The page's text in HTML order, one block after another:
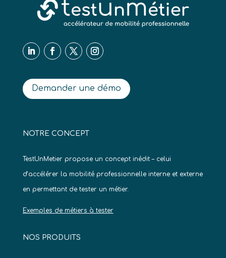
Demander une démo
NOTRE CONCEPT
TestUnMetier propose un concept inédit – celui
d’accélérer la mobilité professionnelle interne et externe
en permettant de tester un métier.
Exemples de métiers à tester
NOS PRODUITS